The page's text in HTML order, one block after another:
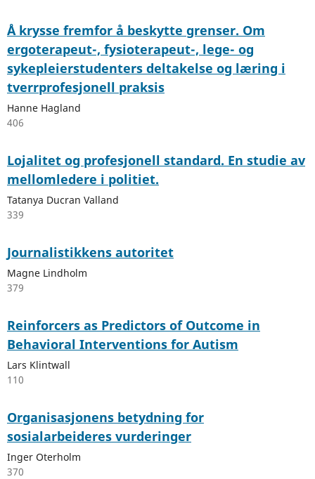
Å krysse fremfor å beskytte grenser. Om
ergoterapeut-, fysioterapeut-, lege- og
sykepleierstudenters deltakelse og læring i
tverrprofesjonell praksis
Hanne Hagland
406
Lojalitet og profesjonell standard. En studie av
mellomledere i politiet.
Tatanya Ducran Valland
339
Journalistikkens autoritet
Magne Lindholm
379
Reinforcers as Predictors of Outcome in
Behavioral Interventions for Autism
Lars Klintwall
110
Organisasjonens betydning for
sosialarbeideres vurderinger
Inger Oterholm
370